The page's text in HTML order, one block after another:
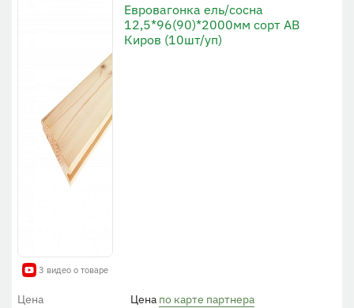
3 видео о товаре
Евровагонка ель/сосна
12,5*96(90)*2000мм сорт АВ
Киров (10шт/уп)
Цена Цена по карте партнера